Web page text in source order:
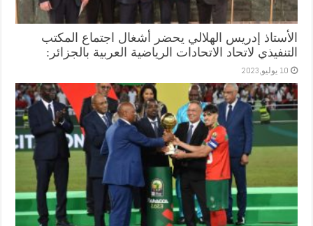
الأستاذ إدريس الهلالي يحضر أشغال اجتماع المكتب
التنفيذي لاتحاد الاتحادات الرياضية العربية بالجزائر:
10 يوليو,2023